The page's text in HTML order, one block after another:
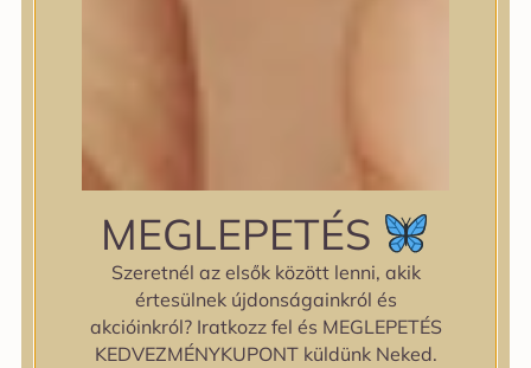
YUNJAC
Bőrállapot
Bőrállapot
Bőrtípus
Bőrtípus
Kombinált
MEGLEPETÉS
Szeretnél az elsők között lenni, akik
értesülnek újdonságainkról és
akcióinkról? Iratkozz fel és MEGLEPETÉS
KEDVEZMÉNYKUPONT küldünk Neked.